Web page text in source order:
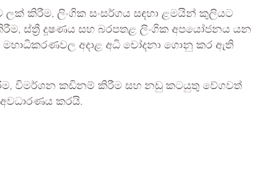
කිරීම, ලිංගික සංසර්ගය සඳහා ළමයින් කුලියට
ස්ත්‍රී දූෂණය සහ බරපතළ ලිංගික අපයෝජනය යන
අදාළ අධි චෝදනා ගොනු කර ඇති
විමර්ශන කඩිනම් කිරීම සහ නඩු කටයුතු වේගවත්
කරයි.